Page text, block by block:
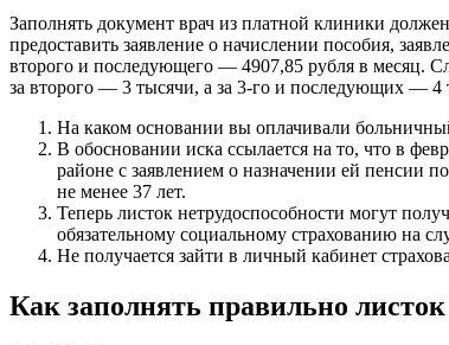
Заполнять документ врач из платной клиники
предоставить заявление о начислении пособия,
второго и последующего — 4907,85 рубля в месяц.
за второго — 3 тысячи, а за 3-го и последующих — 4
На каком основании вы оплачивали
В обосновании иска ссылается на то, что в
районе с заявлением о назначении ей пенсии
не менее 37 лет.
Теперь листок нетрудоспособности могут
обязательному социальному страхованию на
Не получается зайти в личный кабинет
Как заполнять правильно листок